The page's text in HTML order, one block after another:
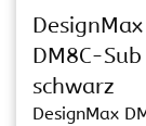
DesignMax
DM8C-Sub
schwarz
DesignMax